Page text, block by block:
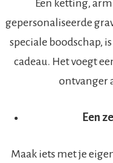
Een ketting,
gepersonaliseerde
speciale boodschap,
cadeau. Het voegt
ontvanger
Een
Maak iets met je